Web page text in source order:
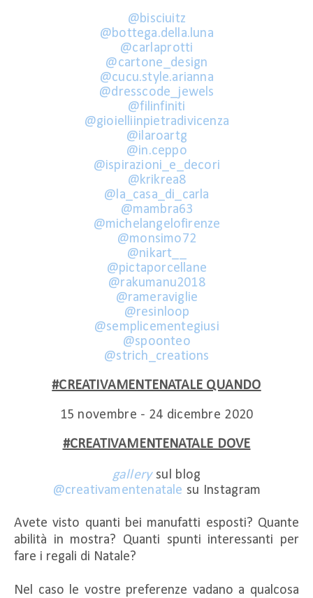
@bisciuitz
@bottega.della.luna
@carlaprotti
@cartone_design
@cucu.style.arianna
@dresscode_jewels
@filinfiniti
@gioielliinpietradivicenza
@ilaroartg
@in.ceppo
@ispirazioni_e_decori
@krikrea8
@la_casa_di_carla
@mambra63
@michelangelofirenze
@monsimo72
@nikart__
@pictaporcellane
@rakumanu2018
@rameraviglie
@resinloop
@semplicementegiusi
@spoonteo
@strich_creations
#CREATIVAMENTENATALE QUANDO
15 novembre - 24 dicembre 2020
#CREATIVAMENTENATALE DOVE
gallerysul blog
@creativamentenatale su Instagram
Avete visto quanti bei manufatti esposti? Quante
abilità in mostra? Quanti spunti interessanti per
fare i regali di Natale?
Nel caso le vostre preferenze vadano a qualcosa